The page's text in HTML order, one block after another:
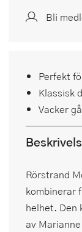
Bli
Perfekt
Klassisk
Vacker
Rörstrand
kombinerar
helhet. Den
av